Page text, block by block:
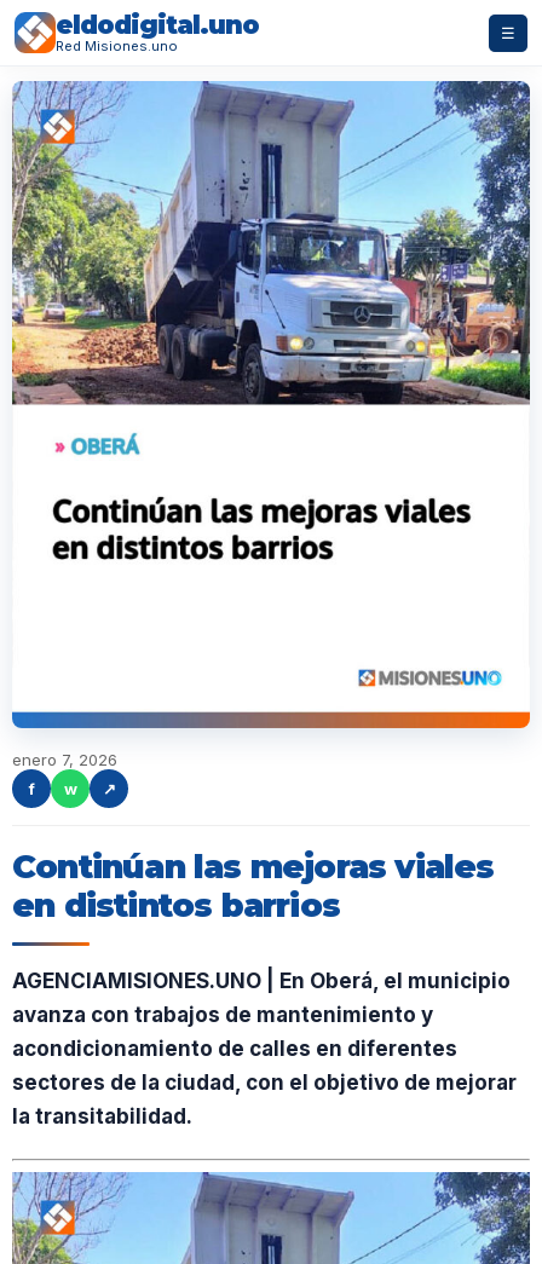
eldodigital.uno
Red Misiones.uno
☰
enero 7, 2026
f
w ↗
Continúan las mejoras viales
en distintos barrios
AGENCIAMISIONES.UNO | En Oberá, el municipio
avanza con trabajos de mantenimiento y
acondicionamiento de calles en diferentes
sectores de la ciudad, con el objetivo de mejorar
la transitabilidad.